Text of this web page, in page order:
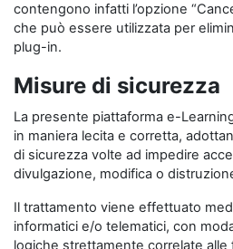
contengono infatti l’opzione
che può essere utilizzata per
plug-in.
Misure di sicurezza
La presente piattaforma e-
in maniera lecita e corretta,
di sicurezza volte ad impedire
divulgazione, modifica o
Il trattamento viene effettuato
informatici e/o telematici, con
logiche strettamente correlate alle